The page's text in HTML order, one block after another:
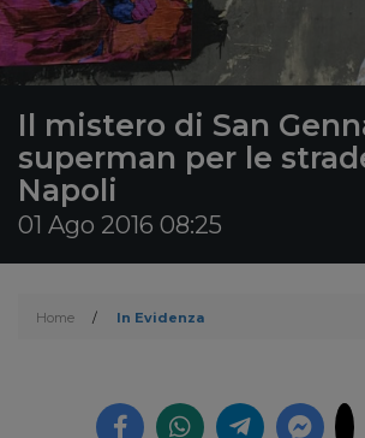
Il mistero di San
superman per le
Napoli
01 Ago 2016 08:25
Home / In Evidenza